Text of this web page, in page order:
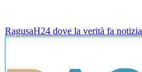
RagusaH24 dove la verità fa notizia